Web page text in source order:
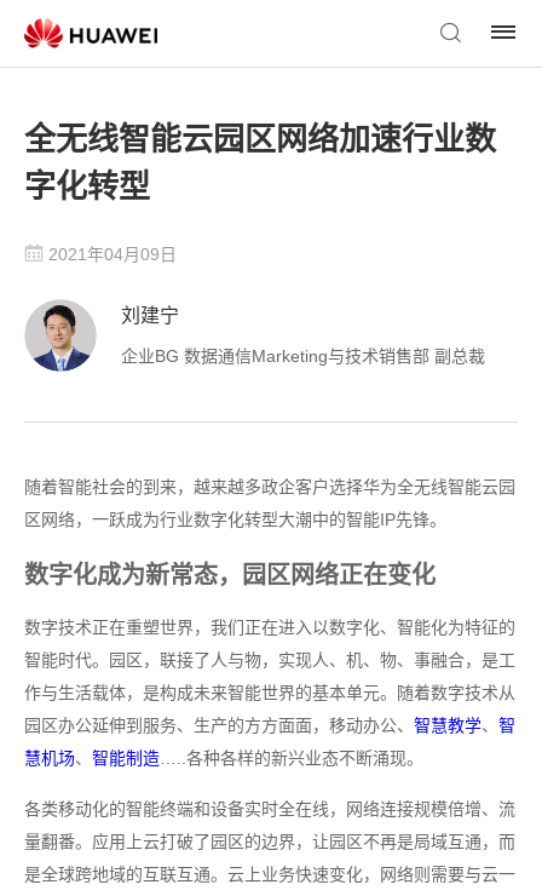
全无线智能云园区网络加速行业数
字化转型
2021年04月09日
刘建宁
企业BG 数据通信Marketing与技术销售部 副总裁
随着智能社会的到来，越来越多政企客户选择华为全无线智能云园
区网络，一跃成为行业数字化转型大潮中的智能IP先锋。
数字化成为新常态，园区网络正在变化
数字技术正在重塑世界，我们正在进入以数字化、智能化为特征的
智能时代。园区，联接了人与物，实现人、机、物、事融合，是工
作与生活载体，是构成未来智能世界的基本单元。随着数字技术从
园区办公延伸到服务、生产的方方面面，移动办公、 智慧教学、 智
慧机场、 智能制造 …..各种各样的新兴业态不断涌现。
各类移动化的智能终端和设备实时全在线，网络连接规模倍增、流
量翻番。应用上云打破了园区的边界，让园区不再是局域互通，而
是全球跨地域的互联互通。云上业务快速变化，网络则需要与云一